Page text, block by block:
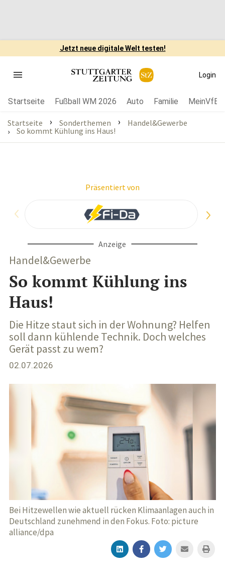
Jetzt neue digitale Welt testen!
Login
Startseite Fußball WM 2026 Auto Familie MeinVfB
Startseite › Sonderthemen ›
Handel&Gewerbe
›
So kommt Kühlung ins Haus!
Präsentiert von
Anzeige
Handel&Gewerbe
So kommt Kühlung ins
Haus!
Die Hitze staut sich in der Wohnung? Helfen
soll dann kühlende Technik. Doch welches
Gerät passt zu wem?
02.07.2026
Bei Hitzewellen wie aktuell rücken Klimaanlagen auch in
Deutschland zunehmend in den Fokus. Foto: picture
alliance/dpa